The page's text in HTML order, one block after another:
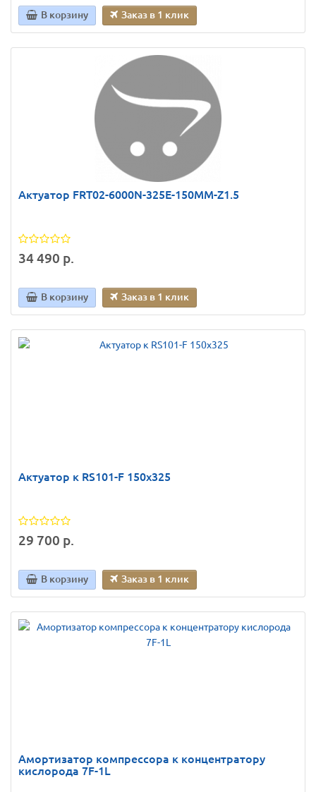
В корзину Заказ в 1 клик
Актуатор FRT02-6000N-325E-150MM-Z1.5
34 490 р.
В корзину Заказ в 1 клик
Актуатор к RS101-F 150х325
29 700 р.
В корзину Заказ в 1 клик
Амортизатор компрессора к концентратору
кислорода 7F-1L